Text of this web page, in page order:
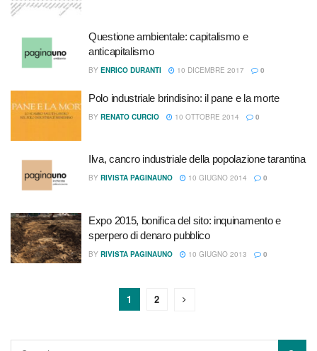
Questione ambientale: capitalismo e
anticapitalismo
BY ENRICO DURANTI 10 DICEMBRE 2017 0
Polo industriale brindisino: il pane e la morte
BY RENATO CURCIO 10 OTTOBRE 2014 0
Ilva, cancro industriale della popolazione tarantina
BY RIVISTA PAGINAUNO 10 GIUGNO 2014 0
Expo 2015, bonifica del sito: inquinamento e
sperpero di denaro pubblico
BY RIVISTA PAGINAUNO 10 GIUGNO 2013 0
1 2